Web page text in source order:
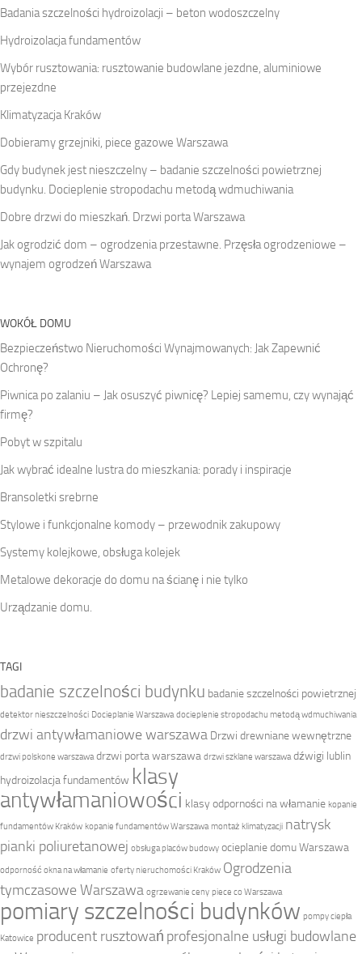
Badania szczelności hydroizolacji – beton wodoszczelny
Hydroizolacja fundamentów
Wybór rusztowania: rusztowanie budowlane jezdne, aluminiowe
przejezdne
Klimatyzacja Kraków
Dobieramy grzejniki, piece gazowe Warszawa
Gdy budynek jest nieszczelny – badanie szczelności powietrznej
budynku. Docieplenie stropodachu metodą wdmuchiwania
Dobre drzwi do mieszkań. Drzwi porta Warszawa
Jak ogrodzić dom – ogrodzenia przestawne. Przęsła ogrodzeniowe –
wynajem ogrodzeń Warszawa
WOKÓŁ DOMU
Bezpieczeństwo Nieruchomości Wynajmowanych: Jak Zapewnić
Ochronę?
Piwnica po zalaniu – Jak osuszyć piwnicę? Lepiej samemu, czy wynająć
firmę?
Pobyt w szpitalu
Jak wybrać idealne lustra do mieszkania: porady i inspiracje
Bransoletki srebrne
Stylowe i funkcjonalne komody – przewodnik zakupowy
Systemy kolejkowe, obsługa kolejek
Metalowe dekoracje do domu na ścianę i nie tylko
Urządzanie domu.
TAGI
badanie szczelności budynku badanie szczelności powietrznej
detektor nieszczelności Docieplanie Warszawa docieplenie stropodachu metodą wdmuchiwania
drzwi antywłamaniowe warszawa Drzwi drewniane wewnętrzne
drzwi polskone warszawa drzwi porta warszawa drzwi szklane warszawa dźwigi lublin
hydroizolacja fundamentów klasy
antywłamaniowości klasy odporności na włamanie kopanie
fundamentów Kraków kopanie fundamentów Warszawa montaż klimatyzacji natrysk
pianki poliuretanowej obsługa placów budowy ocieplanie domu Warszawa
odporność okna na włamanie oferty nieruchomości Kraków Ogrodzenia
tymczasowe Warszawa ogrzewanie ceny piece co Warszawa
pomiary szczelności budynków pompy ciepła
Katowice producent rusztowań profesjonalne usługi budowlane